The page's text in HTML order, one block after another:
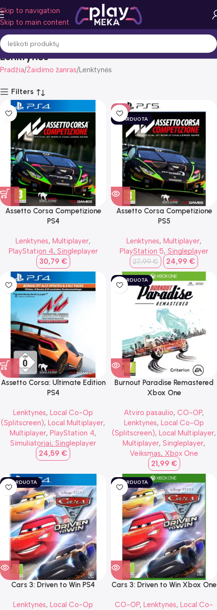
Skip to navigation
Skip to main content
Lenktynės
Pradžia Žaidimo žanras Lenktynės
Filters
Assetto Corsa Competizione
PS4
Lenktynės, Multiplayer,
PlayStation 4, Singleplayer
30,79 €
-11%
IŠPARDUOTA
Assetto Corsa Competizione
PS5
Lenktynės, Multiplayer,
PlayStation 5, Singleplayer
27,99€ 24,99 €
Assetto Corsa: Ultimate Edition
PS4
Lenktynės, Local Co-Op
(Splitscreen), Local Multiplayer,
Multiplayer, PlayStation 4,
Simuliatoriai, Singleplayer
24,59 €
IŠPARDUOTA
Burnout Paradise Remastered
Xbox One
Atviro pasaulio, CO-OP,
Lenktynės, Local Co-Op
(Splitscreen), Local Multiplayer,
Multiplayer, Singleplayer,
Veiksmas, Xbox One
21,99 €
IŠPARDUOTA
Cars 3: Driven to Win PS4
Lenktynės, Local Co-Op
IŠPARDUOTA
Cars 3: Driven to Win Xbox One
CO-OP, Lenktynės, Local Co-